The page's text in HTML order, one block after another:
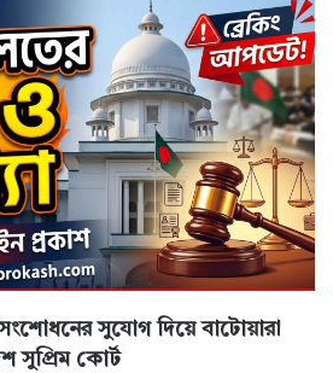
সুযোগ দিয়ে বাটোয়ারা
সুপ্রিম কোর্ট